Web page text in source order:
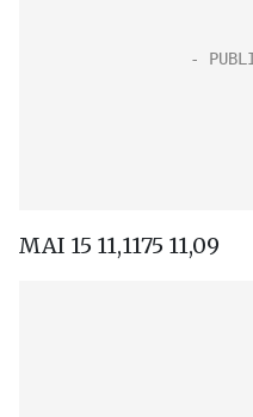
MAI 15 11,1175 11,09